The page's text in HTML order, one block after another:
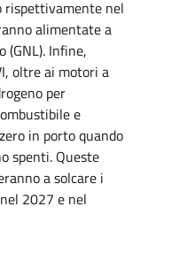
nel
alimentate a
(GNL). Infine,
oltre ai motori a
per
e
in porto quando
spenti. Queste
a solcare i
2027 e nel